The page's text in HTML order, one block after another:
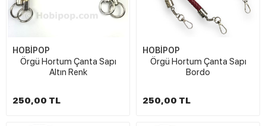
HOBİPOP
Örgü Hortum Çanta Sapı
Altın Renk
250,00 TL
HOBİPOP
Örgü Hortum Çanta Sapı
Bordo
250,00 TL